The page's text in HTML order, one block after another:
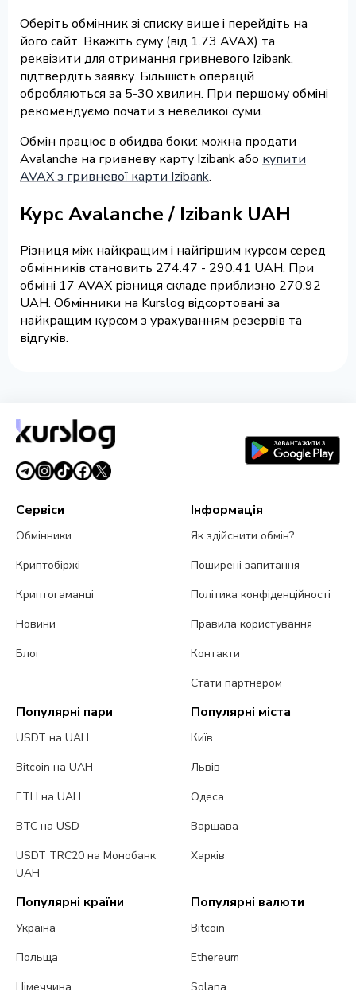
Оберіть обмінник зі списку вище і перейдіть на
його сайт. Вкажіть суму (від 1.73 AVAX) та
реквізити для отримання гривневого Izibank,
підтвердіть заявку. Більшість операцій
обробляються за 5-30 хвилин. При першому обміні
рекомендуємо почати з невеликої суми.
Обмін працює в обидва боки: можна продати
Avalanche на гривневу карту Izibank або купити
AVAX з гривневої карти Izibank.
Курс Avalanche / Izibank UAH
Різниця між найкращим і найгіршим курсом серед
обмінників становить 274.47 - 290.41 UAH. При
обміні 17 AVAX різниця складе приблизно 270.92
UAH. Обмінники на Kurslog відсортовані за
найкращим курсом з урахуванням резервів та
відгуків.
Сервіси
Обмінники
Криптобіржі
Криптогаманці
Новини
Блог
Інформація
Як здійснити обмін?
Поширені запитання
Політика конфіденційності
Правила користування
Контакти
Стати партнером
Популярні пари
USDT на UAH
Bitcoin на UAH
ETH на UAH
BTC на USD
USDT TRC20 на Монобанк
UAH
Популярні міста
Київ
Львів
Одеса
Варшава
Харків
Популярні країни
Україна
Польща
Німеччина
Популярні валюти
Bitcoin
Ethereum
Solana